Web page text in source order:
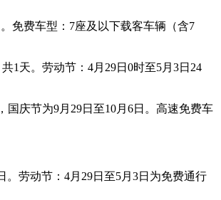
免费车型：7座及以下载客车辆（含7
1天。劳动节：4月29日0时至5月3日24
国庆节为9月29日至10月6日。高速免费车
。劳动节：4月29日至5月3日为免费通行